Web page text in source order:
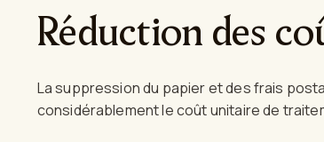
Réduction des
La suppression du papier et des frais
considérablement le coût unitaire de